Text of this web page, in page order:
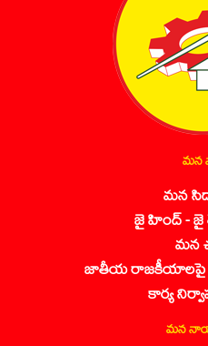
మన
మన
జై హింద్ - జై
మన
జాతీయ రాజకీయాలపై
కార్య
మన